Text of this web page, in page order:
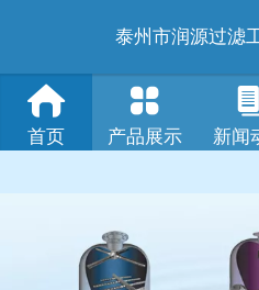
泰州市润源过滤
首页 产品展示 新闻